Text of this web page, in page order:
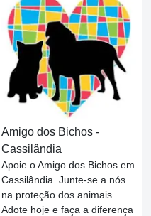
Amigo dos Bichos -
Cassilândia
Apoie o Amigo dos Bichos em
Cassilândia. Junte-se a nós
na proteção dos animais.
Adote hoje e faça a diferença